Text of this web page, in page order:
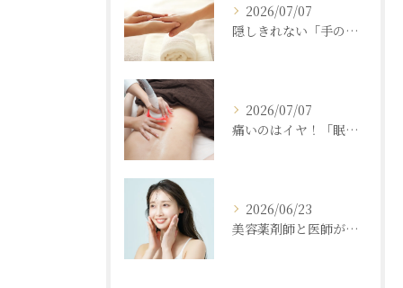
2026/07/07
隠しきれない「手の老化」を根本ケア！ふっくら若々しい手肌を取り戻す本格ハンドエステ
2026/07/07
痛いのはイヤ！「眠れるほど気持ちいいのに結果が出る」痩身エステの秘密
2026/06/23
美容薬剤師と医師が共同開発した商材と「真皮層フェイシャル」で内側からもっちり潤う素肌へ